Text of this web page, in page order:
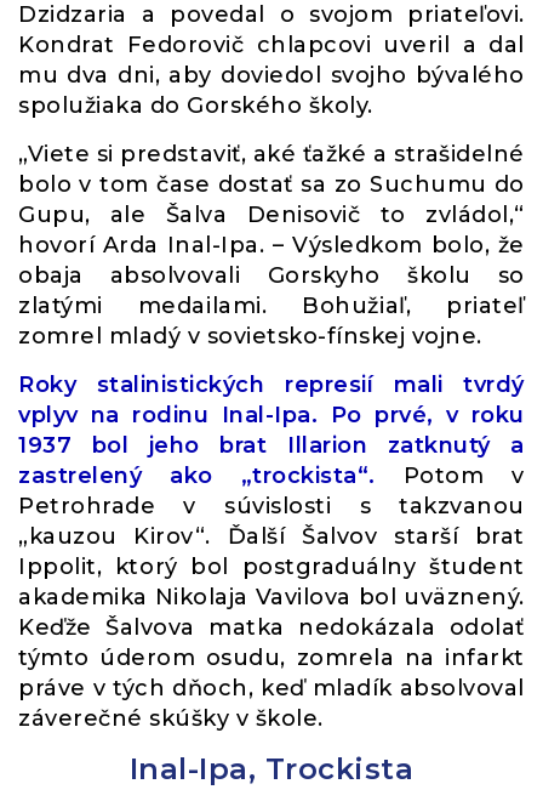
Dzidzaria a povedal o svojom priateľovi.
Kondrat Fedorovič chlapcovi uveril a dal
mu dva dni, aby doviedol svojho bývalého
spolužiaka do Gorského školy.
„Viete si predstaviť, aké ťažké a strašidelné
bolo v tom čase dostať sa zo Suchumu do
Gupu, ale Šalva Denisovič to zvládol,“
hovorí Arda Inal-Ipa. – Výsledkom bolo, že
obaja absolvovali Gorskyho školu so
zlatými medailami. Bohužiaľ, priateľ
zomrel mladý v sovietsko-fínskej vojne.
Roky stalinistických represií mali tvrdý
vplyv na rodinu Inal-Ipa. Po prvé, v roku
1937 bol jeho brat Illarion zatknutý a
zastrelený ako „trockista“. Potom v
Petrohrade v súvislosti s takzvanou
„kauzou Kirov“. Ďalší Šalvov starší brat
Ippolit, ktorý bol postgraduálny študent
akademika Nikolaja Vavilova bol uväznený.
Keďže Šalvova matka nedokázala odolať
týmto úderom osudu, zomrela na infarkt
práve v tých dňoch, keď mladík absolvoval
záverečné skúšky v škole.
Inal-Ipa, Trockista